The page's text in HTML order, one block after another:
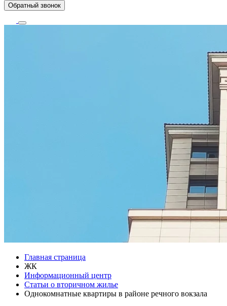
Обратный звонок
Главная страница
ЖК
Информационный центр
Статьи о вторичном жилье
Однокомнатные квартиры в районе речного вокзала